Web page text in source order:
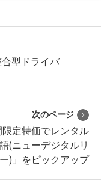
合型ドライバ
次のページ
定特価でレンタル
(ニューデジタルリ
)」をピックアップ